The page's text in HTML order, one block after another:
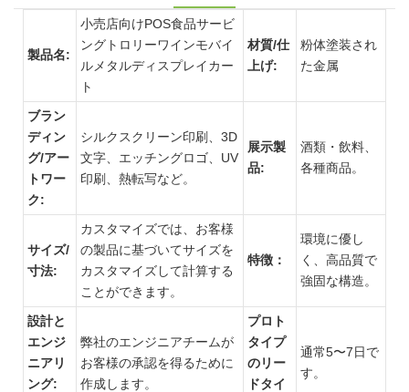
製品名:
小売店向けPOS食品サービ
ングトロリーワインモバイ
ルメタルディスプレイカー
ト
材質/仕
上げ:
粉体塗装され
た金属
ブラン
ディン
グ/アー
トワー
ク:
シルクスクリーン印刷、3D
文字、エッチングロゴ、UV
印刷、熱転写など。
展示製
品:
酒類・飲料、
各種商品。
サイズ/
寸法:
カスタマイズでは、お客様
の製品に基づいてサイズを
カスタマイズして計算する
ことができます。
特徴：
環境に優し
く、高品質で
強固な構造。
設計と
エンジ
ニアリ
ング:
弊社のエンジニアチームが
お客様の承認を得るために
作成します。
プロト
タイプ
のリー
ドタイ
通常5〜7日で
す。